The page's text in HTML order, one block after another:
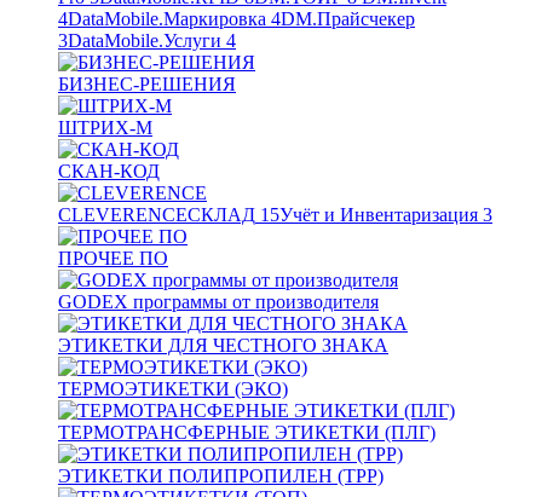
4DataMobile.Маркировка 4DM.Прайсчекер
3DataMobile.Услуги 4
БИЗНЕС-РЕШЕНИЯ
ШТРИХ-М
СКАН-КОД
CLEVERENCEСКЛАД 15Учёт и Инвентаризация 3
ПРОЧЕЕ ПО
GODEX программы от производителя
ЭТИКЕТКИ ДЛЯ ЧЕСТНОГО ЗНАКА
ТЕРМОЭТИКЕТКИ (ЭКО)
ТЕРМОТРАНСФЕРНЫЕ ЭТИКЕТКИ (ПЛГ)
ЭТИКЕТКИ ПОЛИПРОПИЛЕН (TPP)